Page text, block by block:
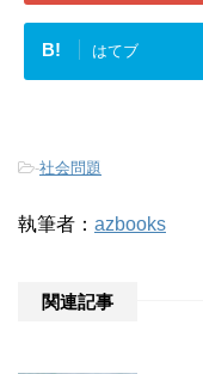
B! はてブ
-社会問題
執筆者： azbooks
関連記事